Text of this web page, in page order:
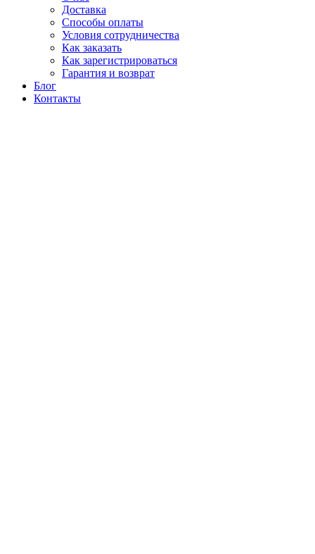
Доставка
Способы оплаты
Условия сотрудничества
Как заказать
Как зарегистрироваться
Гарантия и возврат
Блог
Контакты